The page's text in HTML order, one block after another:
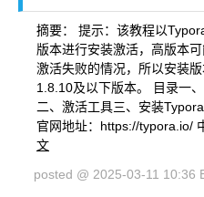
摘要： 提示：该教程以
版本进行安装激活，高版本
激活失败的情况，所以安装
1.8.10及以下版本。 目录一
二、激活工具三、安装
官网地址：https://typora.io/
文
posted @ 2025-03-11 10:36